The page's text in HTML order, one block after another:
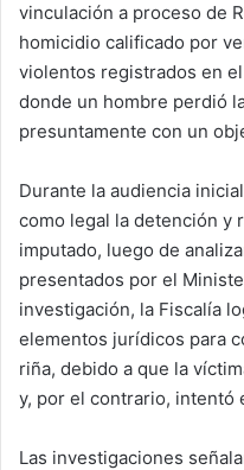
vinculación a proceso de
homicidio calificado por
violentos registrados en
donde un hombre perdió
presuntamente con un
Durante la audiencia
como legal la detención y
imputado, luego de
presentados por el
investigación, la Fiscalía
elementos jurídicos para
riña, debido a que la
y, por el contrario, intentó
Las investigaciones